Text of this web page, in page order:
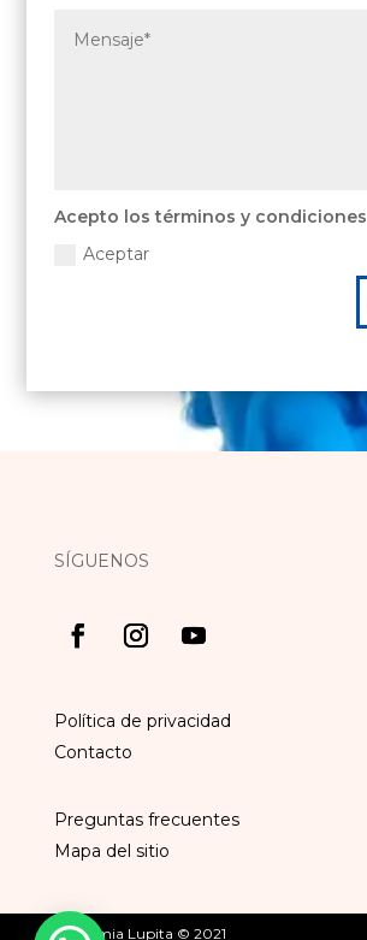
Acepto los términos y condiciones
Aceptar
SÍGUENOS
Política de privacidad
Contacto
Preguntas frecuentes
Mapa del sitio
Academia Lupita © 2021